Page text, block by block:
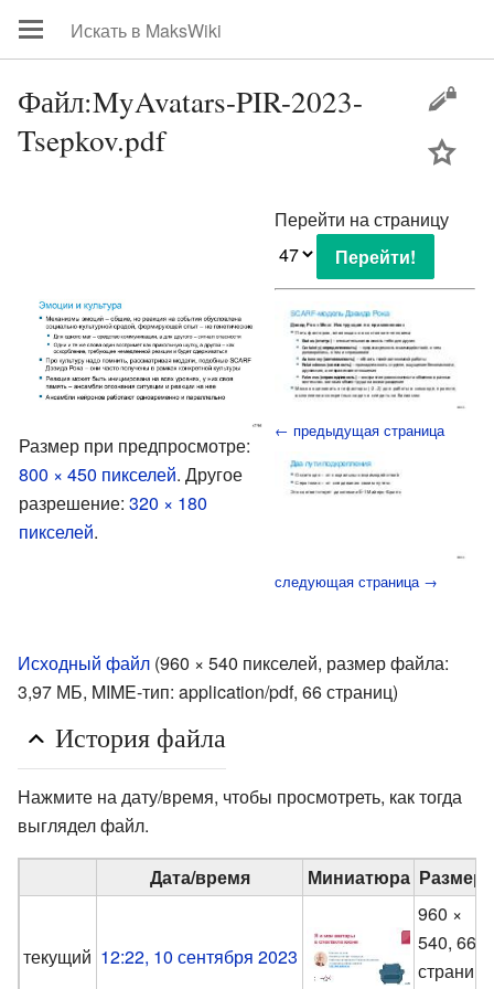
Файл:MyAvatars-PIR-2023-
Tsepkov.pdf
Размер при предпросмотре:
800 × 450 пикселей. Другое
разрешение: 320 × 180
пикселей.
Перейти на страницу
← предыдущая страница
следующая страница →
Исходный файл (960 × 540 пикселей, размер файла:
3,97 МБ, MIME-тип: application/pdf, 66 страниц)
История файла
Нажмите на дату/время, чтобы просмотреть, как тогда
выглядел файл.
Дата/время Миниатюра
текущий 12:22, 10 сентября 2023
960 ×
540, 66
страниц